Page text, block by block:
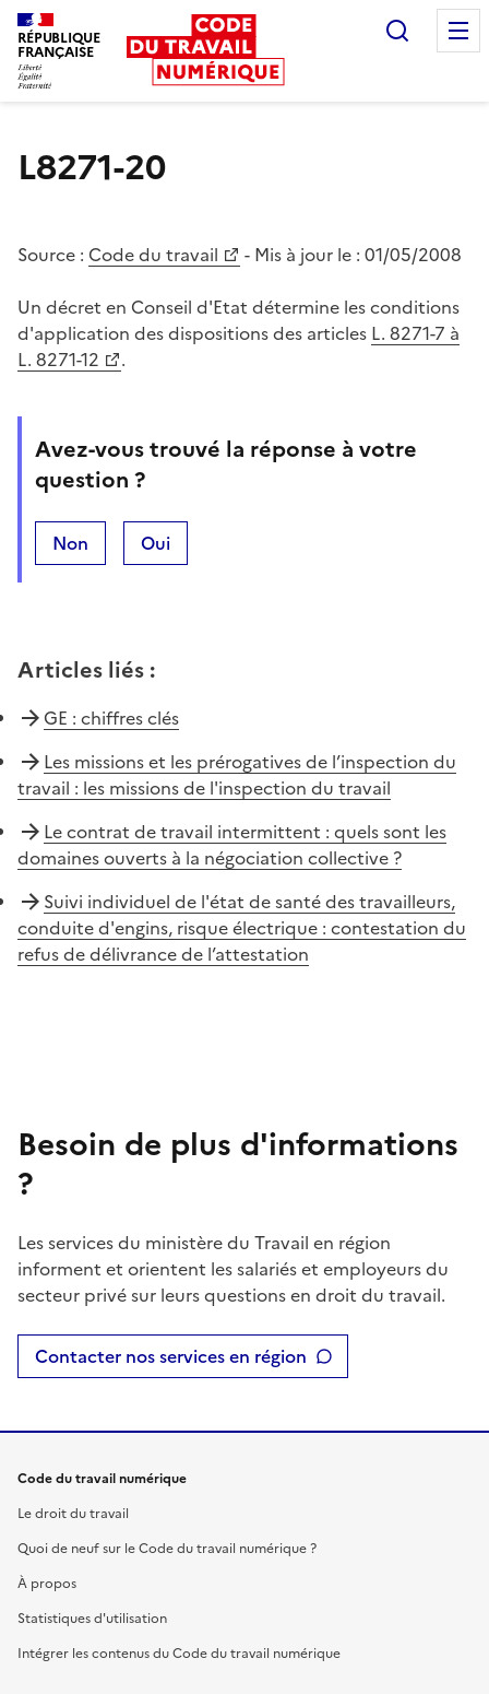
RÉPUBLIQUE
FRANÇAISE
L8271-20
Source : Code du travail - Mis à jour le : 01/05/2008
Un décret en Conseil d'Etat détermine les conditions
d'application des dispositions des articles L. 8271-7 à
L. 8271-12
.
Avez-vous trouvé la réponse à votre
question ?
Non Oui
Articles liés :
GE : chiffres clés
Les missions et les prérogatives de l’inspection du
travail : les missions de l'inspection du travail
Le contrat de travail intermittent : quels sont les
domaines ouverts à la négociation collective ?
Suivi individuel de l'état de santé des travailleurs,
conduite d'engins, risque électrique : contestation du
refus de délivrance de l’attestation
Besoin de plus d'informations
?
Les services du ministère du Travail en région
informent et orientent les salariés et employeurs du
secteur privé sur leurs questions en droit du travail.
Contacter nos services en région
Code du travail numérique
Le droit du travail
Quoi de neuf sur le Code du travail numérique ?
À propos
Statistiques d'utilisation
Intégrer les contenus du Code du travail numérique